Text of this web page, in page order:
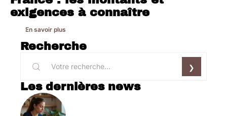
exigences à connaître
En savoir plus
Recherche
Les dernières news